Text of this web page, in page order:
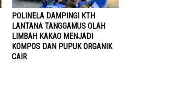
POLINELA DAMPINGI KTH
LANTANA TANGGAMUS OLAH
LIMBAH KAKAO MENJADI
KOMPOS DAN PUPUK ORGANIK
CAIR